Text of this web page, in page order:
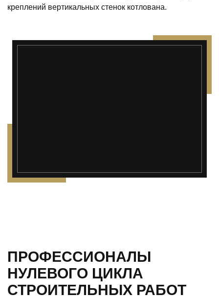
креплений вертикальных стенок котлована.
ПРОФЕССИОНАЛЫ
НУЛЕВОГО ЦИКЛА
СТРОИТЕЛЬНЫХ РАБОТ